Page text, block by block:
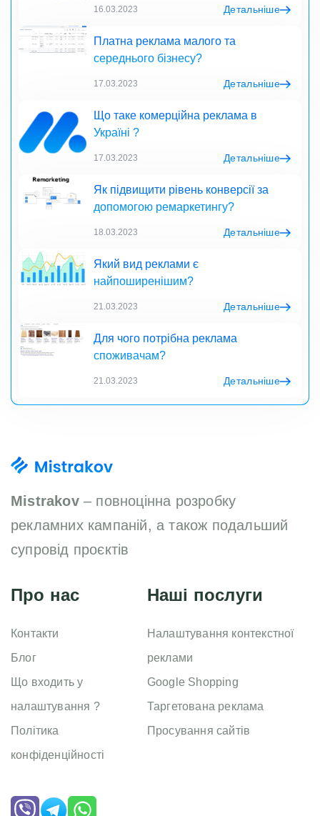
16.03.2023 Детальніше
Платна реклама малого та
середнього бізнесу?
17.03.2023 Детальніше
Що таке комерційна реклама в
Україні ?
17.03.2023 Детальніше
Як підвищити рівень конверсії за
допомогою ремаркетингу?
18.03.2023 Детальніше
Який вид реклами є
найпоширенішим?
21.03.2023 Детальніше
Для чого потрібна реклама
споживачам?
21.03.2023 Детальніше
Mistrakov– повноцінна розробку
рекламних кампаній, а також подальший
супровід проєктів
Про нас
Контакти
Блог
Що входить у
налаштування ?
Політика
конфіденційності
Наші послуги
Налаштування контекстної
реклами
Google Shopping
Таргетована реклама
Просування сайтів